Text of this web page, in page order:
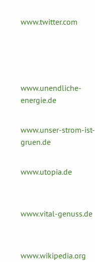
www.twitter.com
www.unendliche-
energie.de
www.unser-strom-ist-
gruen.de
www.utopia.de
www.vital-genuss.de
www.wikipedia.org